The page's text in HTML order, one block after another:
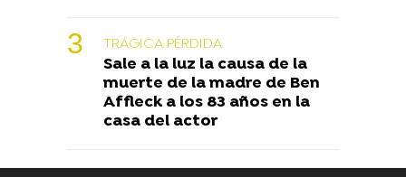
TRÁGICA PÉRDIDA
Sale a la luz la causa de la
muerte de la madre de Ben
Affleck a los 83 años en la
casa del actor